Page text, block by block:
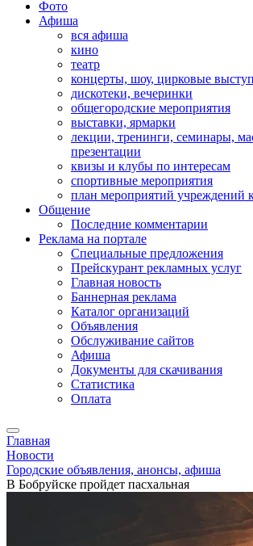
Фото
Афиша
вся афиша
кино
театр
концерты, шоу, цирковые
дискотеки, вечеринки
общегородские мероприятия
выставки, ярмарки
лекции, тренинги, семинары,
презентации
квизы и клубы по интересам
спортивные мероприятия
план мероприятий учреждений
Общение
Последние комментарии
Реклама на портале
Специальные предложения
Прейскурант рекламных услуг
Главная новость
Баннерная реклама
Каталог организаций
Объявления
Обслуживание сайтов
Афиша
Документы для скачивания
Статистика
Оплата
Главная
Новости
Городские объявления, анонсы, афиша
В Бобруйске пройдет пасхальная